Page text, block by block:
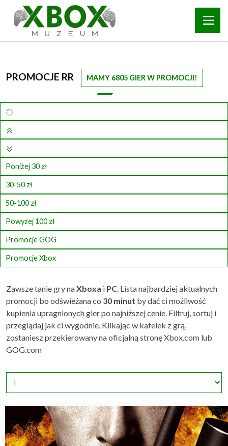
PROMOCJE RR MAMY 6805 GIER W PROMOCJI!
Poniżej 30 zł
30-50 zł
50-100 zł
Powyżej 100 zł
Promocje GOG
Promocje Xbox
Zawsze tanie gry naXboxa i PC . Lista najbardziej aktualnych
promocji bo odświeżana co 30 minut by dać ci możliwość
kupienia upragnionych gier po najniższej cenie. Filtruj, sortuj i
przeglądaj jak ci wygodnie. Klikając w kafelek z grą,
zostaniesz przekierowany na oficjalną stronę Xbox.com lub
GOG.com